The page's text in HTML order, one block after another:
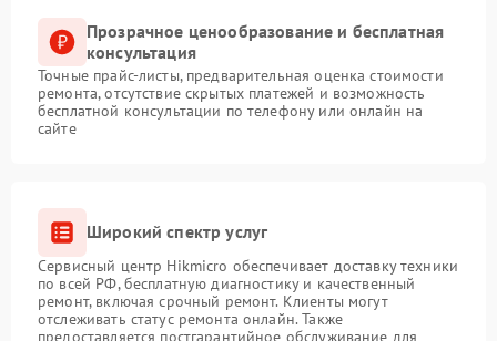
Прозрачное ценообразование и бесплатная
консультация
Точные прайс-листы, предварительная оценка стоимости
ремонта, отсутствие скрытых платежей и возможность
бесплатной консультации по телефону или онлайн на
сайте
Широкий спектр услуг
Сервисный центр Hikmicro обеспечивает доставку техники
по всей РФ, бесплатную диагностику и качественный
ремонт, включая срочный ремонт. Клиенты могут
отслеживать статус ремонта онлайн. Также
предоставляется постгарантийное обслуживание для